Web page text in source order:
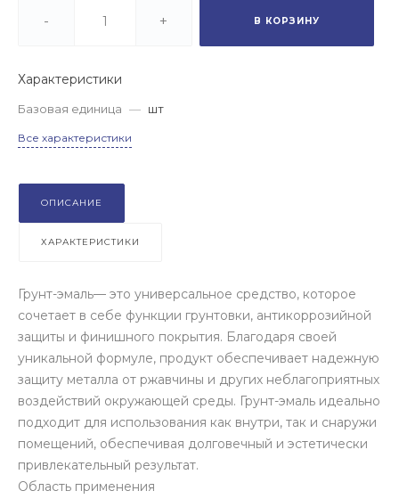
- + В КОРЗИНУ
Характеристики
Базовая единица — шт
Все характеристики
ОПИСАНИЕ
ХАРАКТЕРИСТИКИ
Грунт-эмаль— это универсальное средство, которое
сочетает в себе функции грунтовки, антикоррозийной
защиты и финишного покрытия. Благодаря своей
уникальной формуле, продукт обеспечивает надежную
защиту металла от ржавчины и других неблагоприятных
воздействий окружающей среды. Грунт-эмаль идеально
подходит для использования как внутри, так и снаружи
помещений, обеспечивая долговечный и эстетически
привлекательный результат.
Область применения